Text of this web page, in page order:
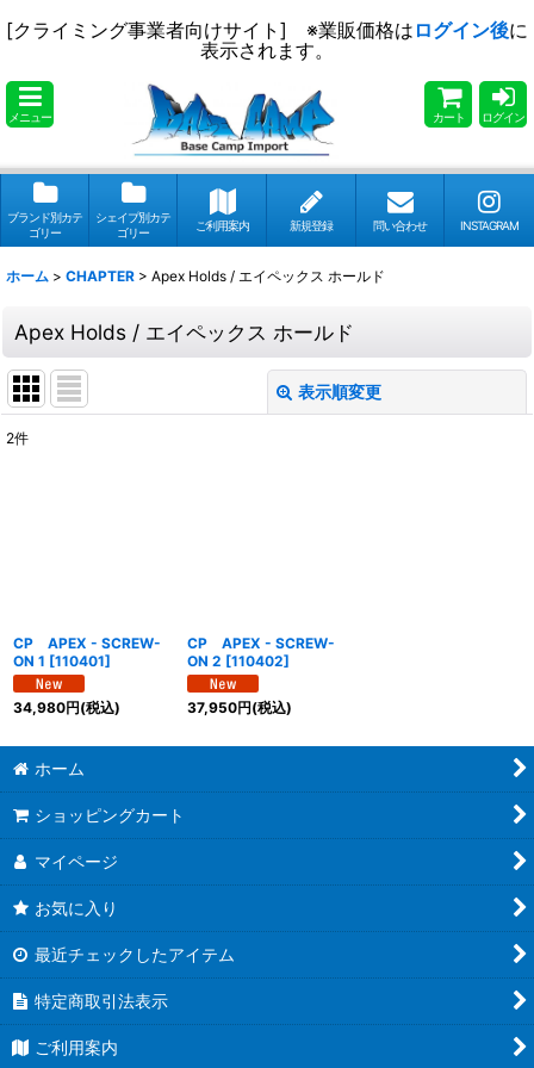
[クライミング事業者向けサイト] ※業販価格は ログイン後に
表示されます。
メニュー カート ログイン
ブランド別カテ
ゴリー
シェイプ別カテ
ゴリー
ご利用案内 新規登録 問い合わせ INSTAGRAM
ホーム > CHAPTER > Apex Holds / エイペックス ホールド
Apex Holds / エイペックス ホールド
表示順変更
2件
CP APEX - SCREW-
ON 1 [110401]
34,980円(税込)
CP APEX - SCREW-
ON 2 [110402]
37,950円(税込)
ホーム
ショッピングカート
マイページ
お気に入り
最近チェックしたアイテム
特定商取引法表示
ご利用案内